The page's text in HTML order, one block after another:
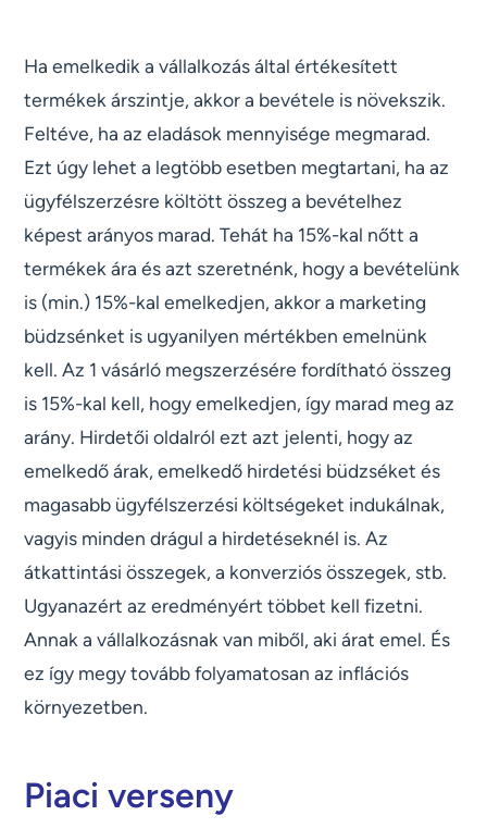
Ha emelkedik a vállalkozás által értékesített
termékek árszintje, akkor a bevétele is növekszik.
Feltéve, ha az eladások mennyisége megmarad.
Ezt úgy lehet a legtöbb esetben megtartani, ha az
ügyfélszerzésre költött összeg a bevételhez
képest arányos marad. Tehát ha 15%-kal nőtt a
termékek ára és azt szeretnénk, hogy a bevételünk
is (min.) 15%-kal emelkedjen, akkor a marketing
büdzsénket is ugyanilyen mértékben emelnünk
kell. Az 1 vásárló megszerzésére fordítható összeg
is 15%-kal kell, hogy emelkedjen, így marad meg az
arány. Hirdetői oldalról ezt azt jelenti, hogy az
emelkedő árak, emelkedő hirdetési büdzséket és
magasabb ügyfélszerzési költségeket indukálnak,
vagyis minden drágul a hirdetéseknél is. Az
átkattintási összegek, a konverziós összegek, stb.
Ugyanazért az eredményért többet kell fizetni.
Annak a vállalkozásnak van miből, aki árat emel. És
ez így megy tovább folyamatosan az inflációs
környezetben.
Piaci verseny